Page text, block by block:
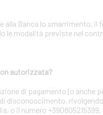
Banca lo smarrimento, il
le modalità previste nel
autorizzata?
di pagamento (o
disconoscimento,
o il numero